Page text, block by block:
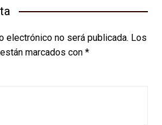
electrónico no será publicada. Los
marcados con *